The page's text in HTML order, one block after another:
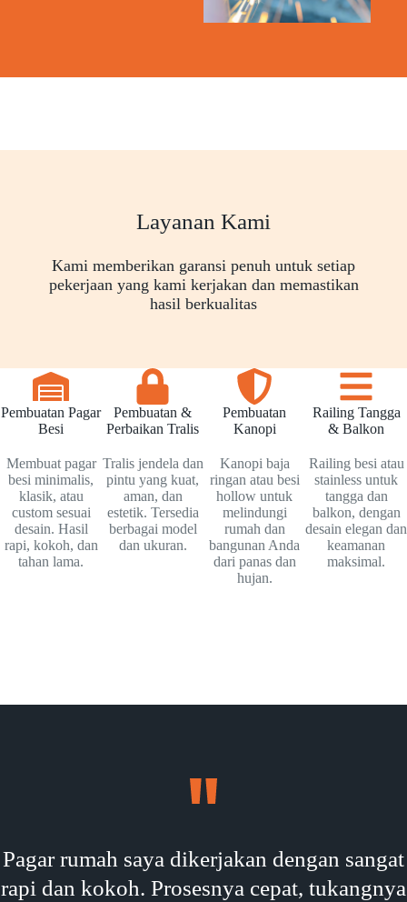
Layanan Kami
Kami memberikan garansi penuh untuk setiap
pekerjaan yang kami kerjakan dan memastikan
hasil berkualitas
Pembuatan Pagar
Besi
Membuat pagar
besi minimalis,
klasik, atau
custom sesuai
desain. Hasil
rapi, kokoh, dan
tahan lama.
Pembuatan &
Perbaikan Tralis
Tralis jendela dan
pintu yang kuat,
aman, dan
estetik. Tersedia
berbagai model
dan ukuran.
Pembuatan
Kanopi
Kanopi baja
ringan atau besi
hollow untuk
melindungi
rumah dan
bangunan Anda
dari panas dan
hujan.
Railing Tangga
& Balkon
Railing besi atau
stainless untuk
tangga dan
balkon, dengan
desain elegan dan
keamanan
maksimal.
Pagar rumah saya dikerjakan dengan sangat
rapi dan kokoh. Prosesnya cepat, tukangnya